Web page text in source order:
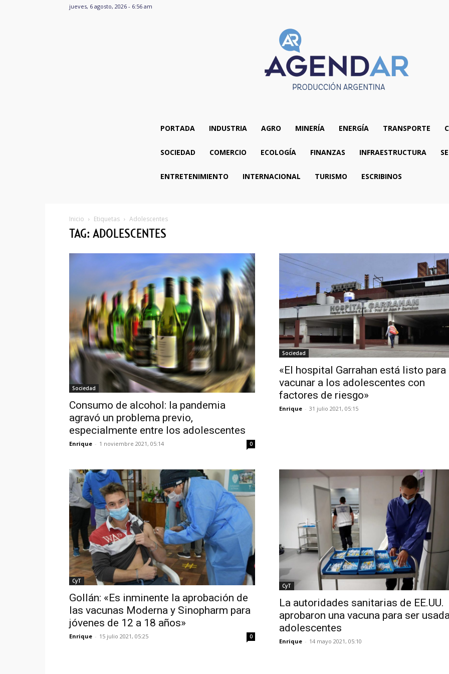
jueves, 6 agosto, 2026 - 6:56 am
PORTADA INDUSTRIA AGRO MINERÍA ENERGÍA TRANSPORTE
SOCIEDAD COMERCIO ECOLOGÍA FINANZAS INFRAESTRUCTURA
ENTRETENIMIENTO INTERNACIONAL TURISMO ESCRIBINOS
Inicio Etiquetas Adolescentes
TAG: ADOLESCENTES
Sociedad
Consumo de alcohol: la pandemia
agravó un problema previo,
especialmente entre los adolescentes
Enrique - 1 noviembre 2021, 05:14 0
Sociedad
«El hospital Garrahan está listo para
vacunar a los adolescentes con
factores de riesgo»
Enrique - 31 julio 2021, 05:15
CyT
Gollán: «Es inminente la aprobación de
las vacunas Moderna y Sinopharm para
jóvenes de 12 a 18 años»
Enrique - 15 julio 2021, 05:25 0
CyT
La autoridades sanitarias de EE.UU.
aprobaron una vacuna para ser
adolescentes
Enrique - 14 mayo 2021, 05:10